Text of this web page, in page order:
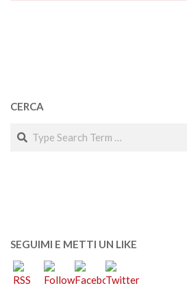
CERCA
Search
SEGUIMI E METTI UN LIKE